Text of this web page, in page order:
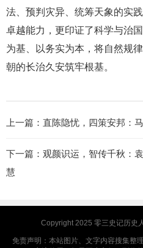
法、预判灾异、统筹天象的实
卓越能力，更印证了科学与治
为基、以务实为本，将自然规
朝的长治久安筑牢根基。
上一篇： 直陈隐忧，四策安邦：
下一篇： 观颜识运，智传千秋：
慧
Copyright 2025 零三史记历史
免责声明：本站图片、文字内容搜集整